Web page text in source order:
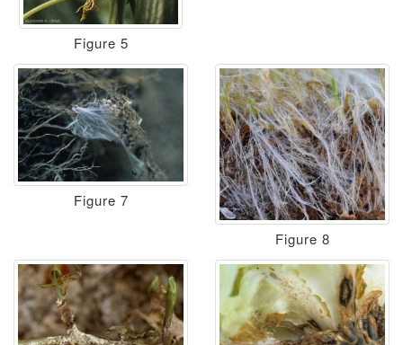
Figure 5
Figure 7
Figure 8